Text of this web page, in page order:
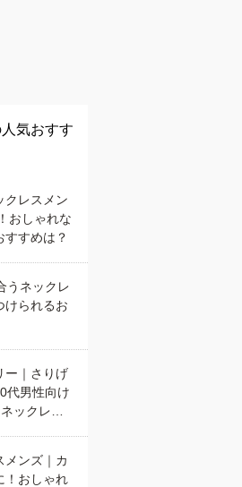
気おすす
クレスメン
おしゃれな
すすめは？
うネックレ
けられるお
ー｜さりげ
代男性向け
ックレス
メンズ｜カ
！おしゃれ